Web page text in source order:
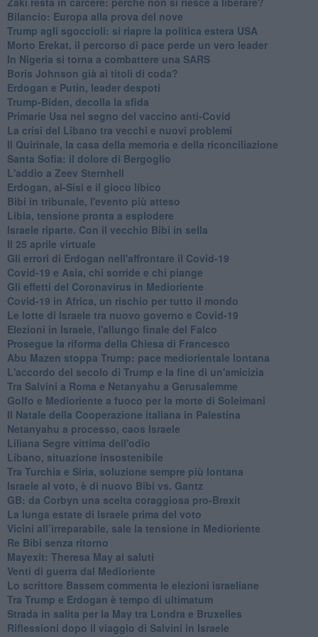
Bilancio: Europa alla prova del nove
Trump agli sgoccioli: si riapre la politica estera USA
Morto Erekat, il percorso di pace perde un vero leader
In Nigeria si torna a combattere una SARS
Boris Johnson già ai titoli di coda?
Erdogan e Putin, leader despoti
Trump-Biden, decolla la sfida
Primarie Usa nel segno del vaccino anti-Covid
La crisi del Libano tra vecchi e nuovi problemi
Il Quirinale, la casa della memoria e della riconciliazione
Santa Sofia: il dolore di Bergoglio
L'addio a ​Zeev Sternhell
Erdogan, al-Sisi e il gioco libico
Bibi in tribunale, l'evento più atteso
Libia, tensione pronta a esplodere
Israele riparte. Con il vecchio Bibi in sella
Il 25 aprile virtuale
Gli errori di Erdogan nell'affrontare il Covid-19
Covid-19 e Asia, chi sorride e chi piange
Gli effetti del Coronavirus in Medioriente
Covid-19 in Africa, un rischio per tutto il mondo
Le lotte di Israele tra nuovo governo e Covid-19
Elezioni in Israele, l'allungo finale del Falco
Prosegue la riforma della Chiesa di Francesco
Abu Mazen stoppa Trump: pace mediorientale lontana
L'accordo del secolo di Trump e la fine di un'amicizia
Tra Salvini a Roma e Netanyahu a Gerusalemme
Golfo e Medioriente a fuoco per la morte di Soleimani
Il Natale della Cooperazione italiana in Palestina
Netanyahu a processo, caos Israele
Liliana Segre vittima dell'odio
Libano, situazione insostenibile
Tra Turchia e Siria, soluzione sempre più lontana
Israele al voto, è di nuovo Bibi vs. Gantz
GB: da Corbyn una scelta coraggiosa pro-Brexit
La lunga estate di Israele prima del voto
Vicini all’irreparabile, sale la tensione in Medioriente
Re Bibi senza ritorno
Mayexit: Theresa May ai saluti
Venti di guerra dal Medioriente
Lo scrittore Bassem commenta le elezioni israeliane
Tra Trump e Erdogan è tempo di ultimatum
Strada in salita per la May tra Londra e Bruxelles
Riflessioni dopo il viaggio di Salvini in Israele